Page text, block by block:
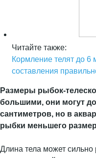
Читайте также:
Кормление телят до 6
составления
Размеры рыбок-
большими, они могут
сантиметров, но в
рыбки меньшего
Длина тела может сильно